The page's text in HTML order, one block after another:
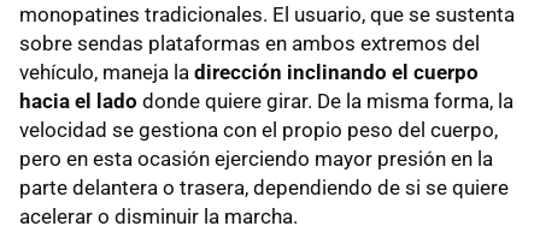
monopatines tradicionales. El usuario, que se sustenta
sobre sendas plataformas en ambos extremos del
vehículo, maneja la dirección inclinando el cuerpo
hacia el lado donde quiere girar. De la misma forma, la
velocidad se gestiona con el propio peso del cuerpo,
pero en esta ocasión ejerciendo mayor presión en la
parte delantera o trasera, dependiendo de si se quiere
acelerar o disminuir la marcha.